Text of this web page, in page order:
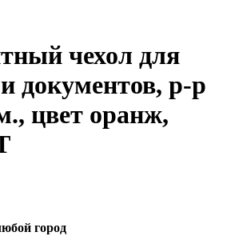
чехол для
документов, р-р
цвет оранж,
город